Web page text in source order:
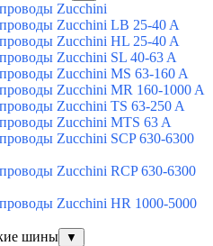
Zucchini
Zucchini LB 25-40 A
Zucchini HL 25-40 A
Zucchini SL 40-63 A
Zucchini MS 63-160 A
Zucchini MR 160-1000 A
Zucchini TS 63-250 A
Zucchini MTS 63 A
Zucchini SCP 630-6300
Zucchini RCP 630-6300
Zucchini HR 1000-5000
шины
▼